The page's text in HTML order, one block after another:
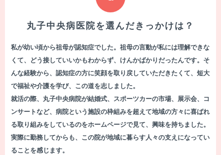
丸子中央病医院を選んだきっかけは？
私が幼い頃から祖母が認知症でした。祖母の言動が私には理解できな
くて、どう接していいかもわからず、けんかばかりだったんです。そ
んな経験から、認知症の方に笑顔を取り戻していただきたくて、短大
で福祉や介護を学び、この道を志しました。
就活の際、丸子中央病院が結婚式、スポーツカーの市場、展示会、コ
ンサートなど、病院という施設の枠組みを超えて地域の方々に喜ばれ
る取り組みをしているのをホームページで見て、興味を持ちました。
実際に勤務してからも、この院が地域に暮らす人々の支えになってい
ることを感じます。